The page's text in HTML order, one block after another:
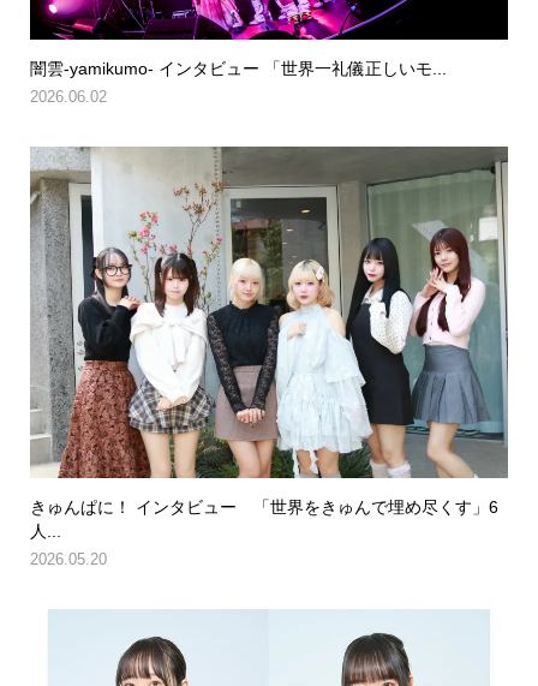
闇雲-yamikumo- インタビュー 「世界一礼儀正しいモ...
2026.06.02
きゅんぱに！ インタビュー 「世界をきゅんで埋め尽くす」6
人...
2026.05.20